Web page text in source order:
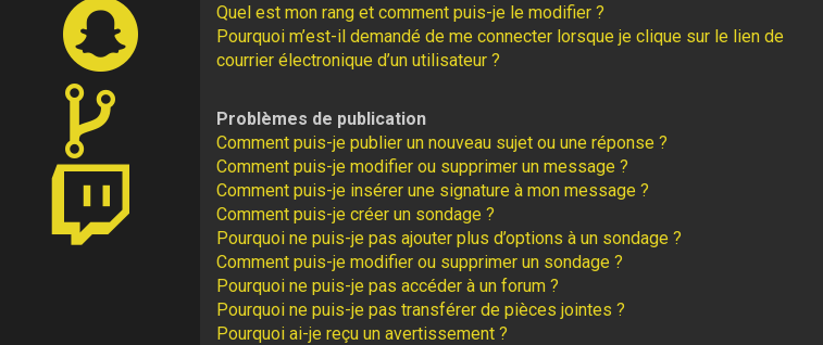
Quel est mon rang et comment puis-je le modifier ?
Pourquoi m’est-il demandé de me connecter lorsque je clique sur le lien de
courrier électronique d’un utilisateur ?
Problèmes de publication
Comment puis-je publier un nouveau sujet ou une réponse ?
Comment puis-je modifier ou supprimer un message ?
Comment puis-je insérer une signature à mon message ?
Comment puis-je créer un sondage ?
Pourquoi ne puis-je pas ajouter plus d’options à un sondage ?
Comment puis-je modifier ou supprimer un sondage ?
Pourquoi ne puis-je pas accéder à un forum ?
Pourquoi ne puis-je pas transférer de pièces jointes ?
Pourquoi ai-je reçu un avertissement ?